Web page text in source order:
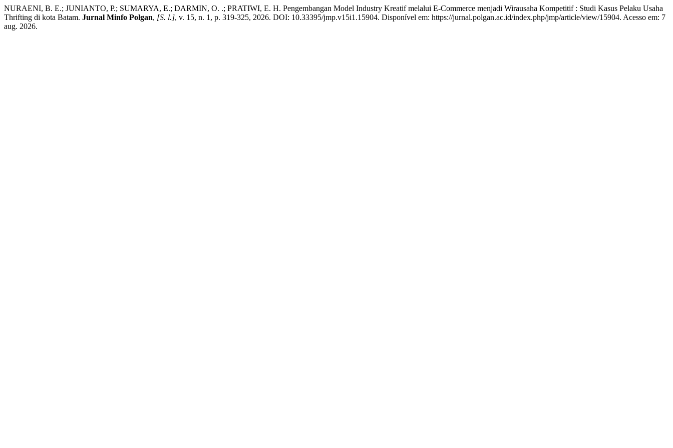
NURAENI, B. E.; JUNIANTO, P.; SUMARYA, E.; DARMIN, O. .; PRATIWI, E. H. Pengembangan Model Industry Kreatif melalui E-Commerce menjadi Wirausaha Kompetitif : Studi Kasus Pelaku Usaha
Thrifting di kota Batam. Jurnal Minfo Polgan, [S. l.], v. 15, n. 1, p. 319-325, 2026. DOI: 10.33395/jmp.v15i1.15904. Disponível em: https://jurnal.polgan.ac.id/index.php/jmp/article/view/15904. Acesso em: 7
aug. 2026.